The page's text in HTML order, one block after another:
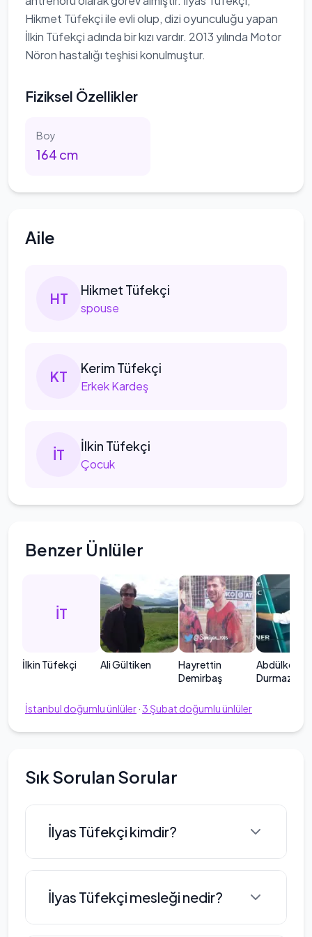
Hikmet Tüfekçi ile evli olup, dizi oyunculuğu yapan
İlkin Tüfekçi adında bir kızı vardır. 2013 yılında Motor
Nöron hastalığı teşhisi konulmuştur.
Fiziksel Özellikler
Boy
164 cm
Aile
HT Hikmet Tüfekçi
spouse
KT KerimTüfekçi
Erkek Kardeş
İT İlkin Tüfekçi
Çocuk
Benzer Ünlüler
İT
İlkin Tüfekçi Ali Gültiken
Hayrettin
Demirbaş
Abdülkerim
Durmaz
İstanbul doğumlu ünlüler·3 Şubat doğumlu ünlüler
Sık Sorulan Sorular
İlyas Tüfekçi kimdir?
İlyas Tüfekçi, 3 Şubat 1960 tarihinde
İstanbul'da doğmuştur. Ailesi, 1971
yılında Almanya'ya göç etmiştir.
İlyas Tüfekçi mesleği nedir?